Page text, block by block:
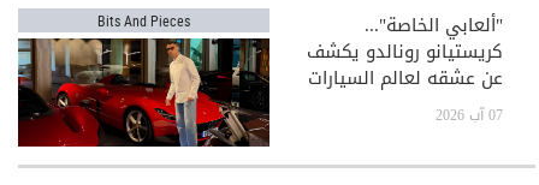
Bits And Pieces "ألعابي الخاصة"...
كريستيانو رونالدو يكشف
عن عشقه لعالم السيارات
الفاخرة
07 آب 2026